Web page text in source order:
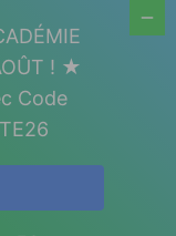
! ★
Code